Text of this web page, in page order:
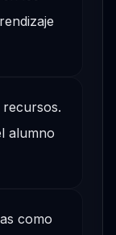
alumno
como